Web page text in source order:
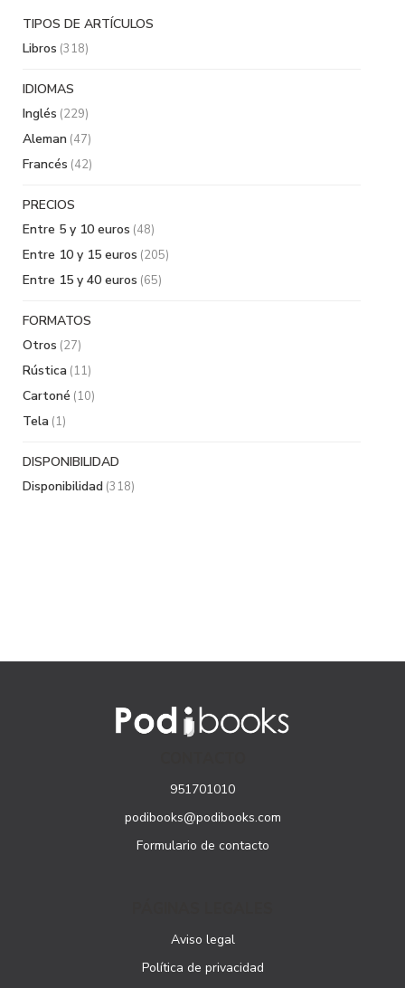
TIPOS DE ARTÍCULOS
Libros (318)
IDIOMAS
Inglés (229)
Aleman (47)
Francés (42)
PRECIOS
Entre 5 y 10 euros (48)
Entre 10 y 15 euros (205)
Entre 15 y 40 euros (65)
FORMATOS
Otros (27)
Rústica (11)
Cartoné (10)
Tela (1)
DISPONIBILIDAD
Disponibilidad (318)
951701010
podibooks@podibooks.com
Formulario de contacto
Aviso legal
Política de privacidad